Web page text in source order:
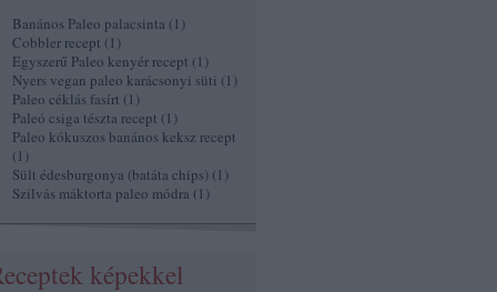
Banános Paleo palacsinta (1 )
Cobbler recept (1 )
Egyszerű Paleo kenyér recept (1 )
Nyers vegan paleo karácsonyi süti (1 )
Paleo céklás fasírt (1 )
Paleó csiga tészta recept (1 )
Paleo kókuszos banános keksz recept
(1 )
Sült édesburgonya (batáta chips) (1 )
Szilvás máktorta paleo módra (1 )
képekkel